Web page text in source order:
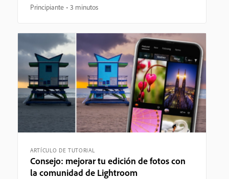
Principiante 3 minutos
ARTÍCULO DE TUTORIAL
Consejo: mejorar tu edición de fotos con
la comunidad de Lightroom